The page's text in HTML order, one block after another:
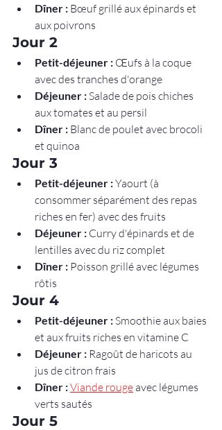
Dîner : Bœuf grillé aux épinards et
aux poivrons
Jour 2
Petit-déjeuner : Œufs à la coque
avec des tranches d'orange
Déjeuner : Salade de pois chiches
aux tomates et au persil
Dîner : Blanc de poulet avec brocoli
et quinoa
Jour 3
Petit-déjeuner : Yaourt (à
consommer séparément des repas
riches en fer) avec des fruits
Déjeuner : Curry d'épinards et de
lentilles avec du riz complet
Dîner : Poisson grillé avec légumes
rôtis
Jour 4
Petit-déjeuner : Smoothie aux baies
et aux fruits riches en vitamine C
Déjeuner : Ragoût de haricots au
jus de citron frais
Dîner :Viande rouge avec légumes
verts sautés
Jour 5